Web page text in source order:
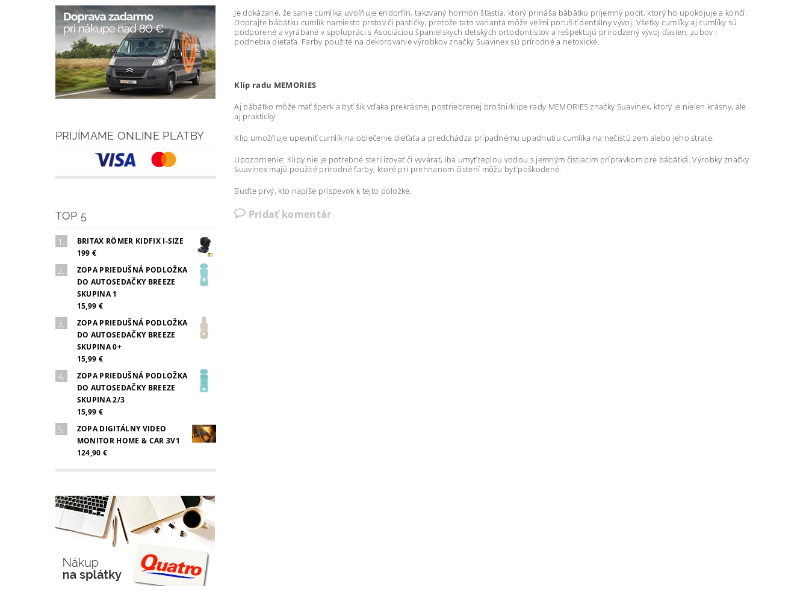
PRIJÍMAME ONLINE PLATBY
TOP 5
BRITAX RÖMER KIDFIX I-SIZE
199 €
ZOPA PRIEDUŠNÁ PODLOŽKA
DO AUTOSEDAČKY BREEZE
SKUPINA 1
15,99 €
ZOPA PRIEDUŠNÁ PODLOŽKA
DO AUTOSEDAČKY BREEZE
SKUPINA 0+
15,99 €
ZOPA PRIEDUŠNÁ PODLOŽKA
DO AUTOSEDAČKY BREEZE
SKUPINA 2/3
15,99 €
ZOPA DIGITÁLNY VIDEO
MONITOR HOME & CAR 3V1
124,90 €
Je dokázané, že sanie cumlíka uvoľňuje endorfín, takzvaný hormón šťastia, ktorý prináša bábätku príjemný pocit, ktorý ho upokojuje a končí.
Doprajte bábätku cumlík namiesto prstov či pästičky, pretože tato varianta môže veľmi porušiť dentálny vývoj. Všetky cumlíky aj cumlíky sú
podporené a vyrábané v spolupráci s Asociáciou španielskych detských ortodontistov a rešpektujú prirodzený vývoj ďasien, zubov i
podnebia dieťaťa. Farby použité na dekorovanie výrobkov značky Suavinex sú prírodné a netoxické.
Klip radu MEMORIES
Aj bábätko môže mať šperk a byť šik vďaka prekrásnej postriebrenej brošni/klipe rady MEMORIES značky Suavinex, ktorý je nielen krásny, ale
aj praktický.
Klip umožňuje upevniť cumlík na oblečenie dieťaťa a predchádza prípadnému upadnutiu cumlíka na nečistú zem alebo jeho strate.
Upozornenie: Klipy nie je potrebné sterilizovať či vyvárať, iba umyť teplou vodou s jemným čistiacim prípravkom pre bábätká. Výrobky značky
Suavinex majú použité prírodné farby, ktoré pri prehnanom čistení môžu byť poškodené.
Buďte prvý, kto napíše príspevok k tejto položke.
Pridať komentár